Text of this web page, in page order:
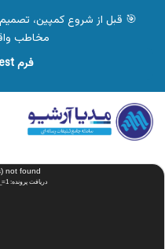
مخاطب
فرم Quick Ad Test
نمایشگر
ویدیو not found
دریافت پرونده: https://cdn.mediaarshiv.ir/files/Ra-me990042-011_MP4-480.mp4?_=1